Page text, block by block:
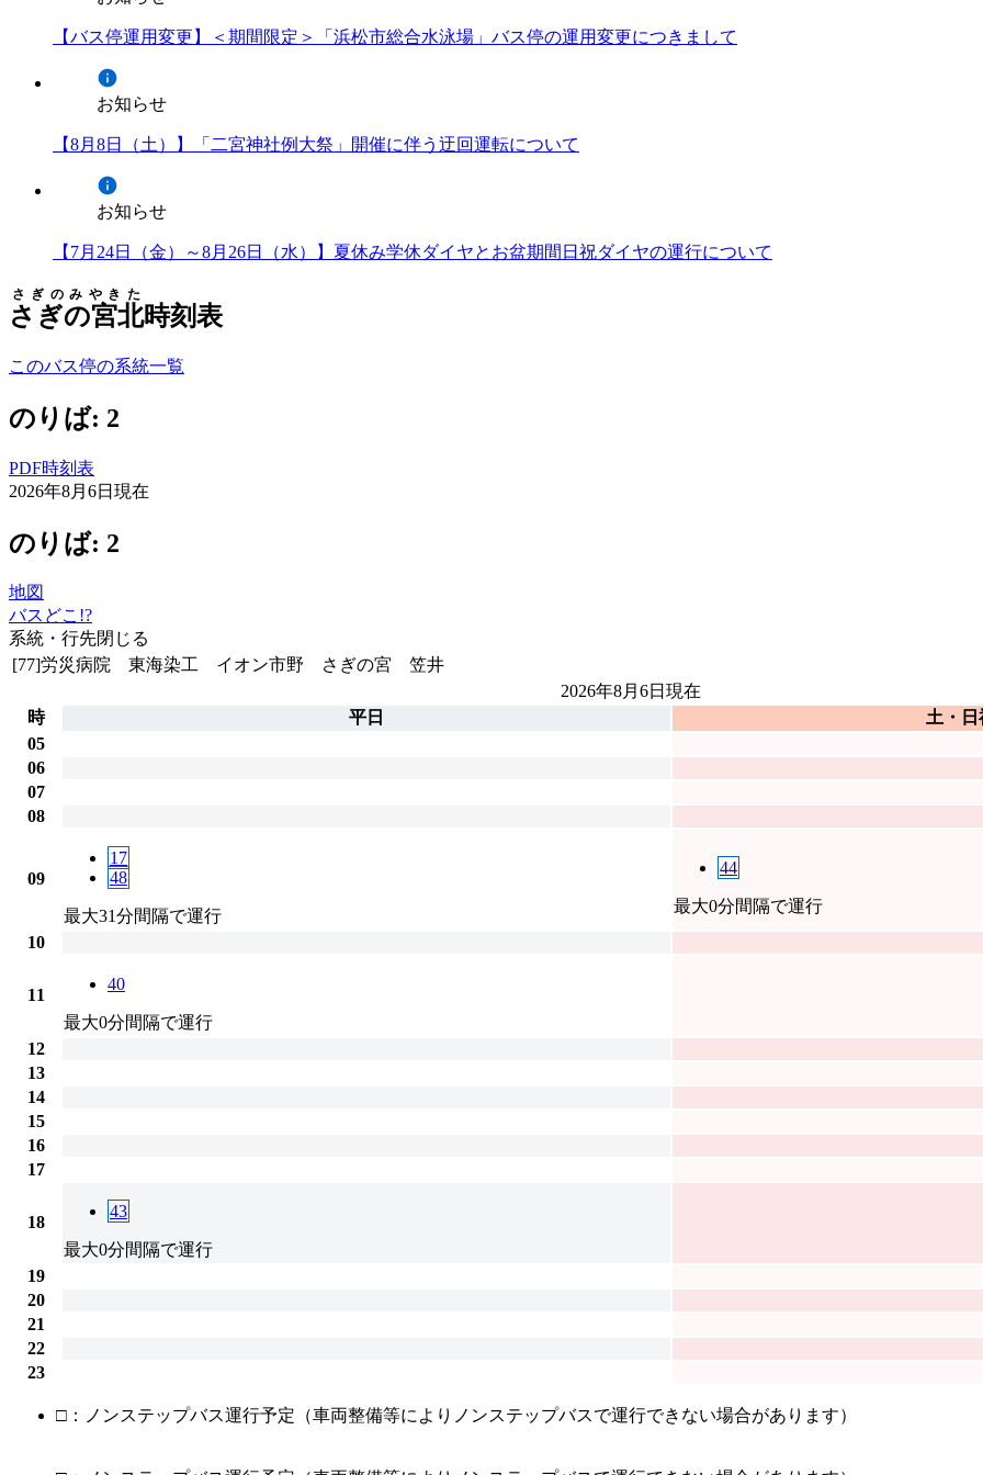
【バス停運用変更】＜期間限定＞「浜松市総合水泳場」バス停の運用変更につきまして
お知らせ
【8月8日（土）】「二宮神社例大祭」開催に伴う迂回運転について
お知らせ
【7月24日（金）～8月26日（水）】夏休み学休ダイヤとお盆期間日祝ダイヤの運行について
さぎの宮北
さぎのみやきた
時刻表
このバス停の系統一覧
のりば: 2
PDF時刻表
2026年8月6日 現在
のりば: 2
地図
バスどこ!?
系統・行先閉じる
[77]労災病院 東海染工 イオン市野 さぎの宮 笠井
2026年8月6日 現在
時
平日
土・日
05
06
07
08
09
17
48
最大31分間隔で運行
44
最大0分間隔で運行
10
11
40
最大0分間隔で運行
12
13
14
15
16
17
18
43
最大0分間隔で運行
19
20
21
22
23
□：ノンステップバス運行予定（車両整備等によりノンステップバスで運行できない場合があります）